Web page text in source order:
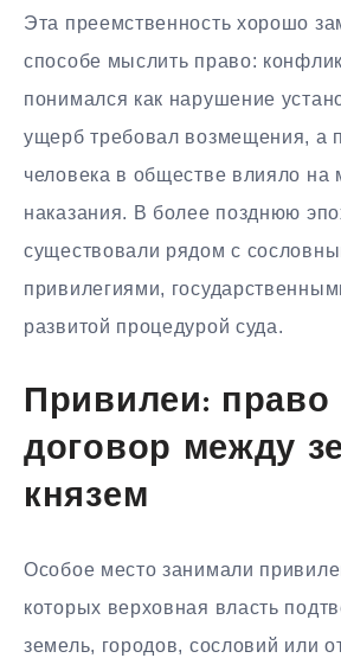
Эта преемственность хорошо
способе мыслить право:
понимался как нарушение
ущерб требовал возмещения, а
человека в обществе влияло на
наказания. В более позднюю
существовали рядом с
привилегиями,
развитой процедурой суда.
Привилеи: право
договор между
князем
Особое место занимали
которых верховная власть
земель, городов, сословий или